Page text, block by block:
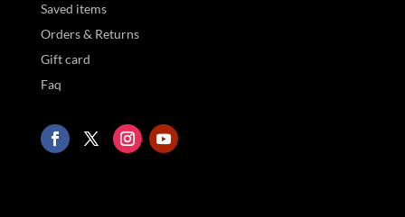
Saved items
Orders & Returns
Gift card
Faq